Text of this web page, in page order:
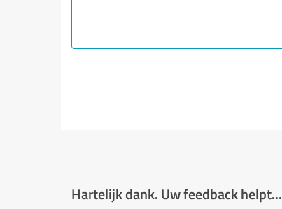
Hartelijk dank. Uw feedback helpt...